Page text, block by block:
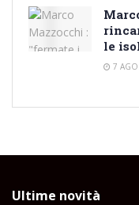
le
7
Ultime novità